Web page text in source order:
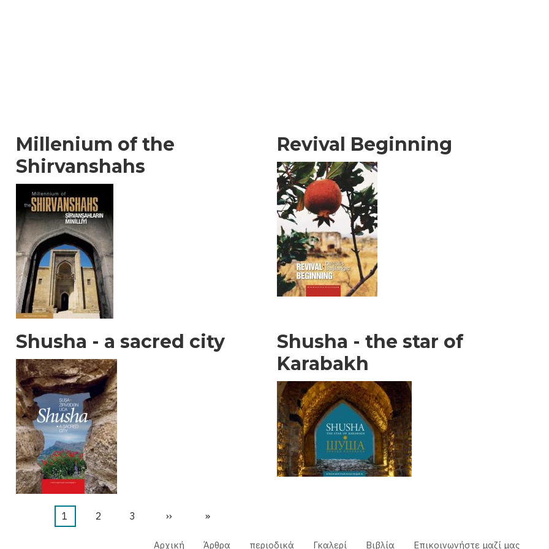
Millenium of the
Shirvanshahs
Revival Beginning
Shusha - a sacred city
Shusha - the star of
Karabakh
Τρέχουσα
1 Σελίδα
2 Σελίδα
3
Next
››
Last
»
Αρχική Άρθρα περιοδικά Γκαλερί Βιβλία Επικοινωνήστε μαζί μας